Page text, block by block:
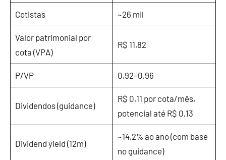
Cotistas ~26 mil
Valor patrimonial por
cota (VPA)
R$ 11,82
P/VP 0,92–0,96
Dividendos (guidance)
R$ 0,11 por cota/mês,
potencial até R$ 0,13
Dividend yield (12m)
~14,2% ao ano (com base
no guidance)